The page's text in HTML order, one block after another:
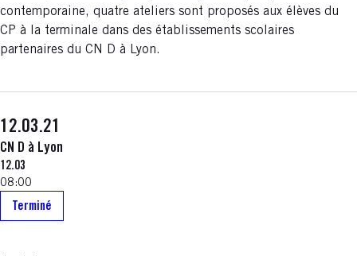
contemporaine, quatre ateliers sont proposés aux élèves du
CP à la terminale dans des établissements scolaires
partenaires du CN D à Lyon.
12.03.21
CN D à Lyon
12.03
08:00
Terminé